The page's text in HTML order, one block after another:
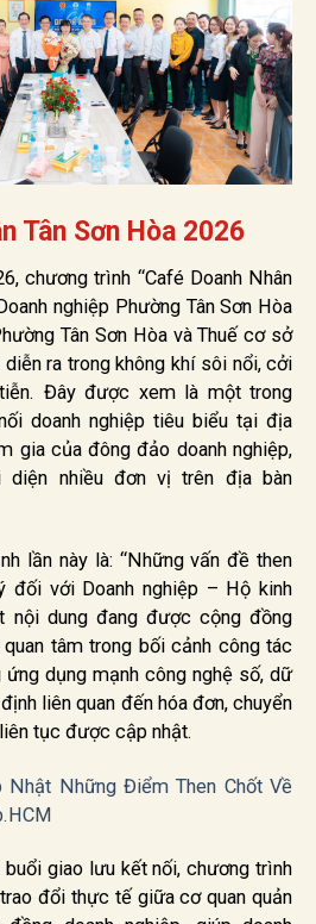
Tân Sơn Hòa 2026
chương trình “Café Doanh Nhân
nghiệp Phường Tân Sơn Hòa
Tân Sơn Hòa và Thuế cơ sở
ra trong không khí sôi nổi, cởi
Đây được xem là một trong
doanh nghiệp tiêu biểu tại địa
gia của đông đảo doanh nghiệp,
diện nhiều đơn vị trên địa bàn
lần này là: “Những vấn đề then
đối với Doanh nghiệp – Hộ kinh
nội dung đang được cộng đồng
tâm trong bối cảnh công tác
ứng dụng mạnh công nghệ số, dữ
liên quan đến hóa đơn, chuyển
tục được cập nhật.
Nhật Những Điểm Then Chốt Về
giao lưu kết nối, chương trình
đổi thực tế giữa cơ quan quản